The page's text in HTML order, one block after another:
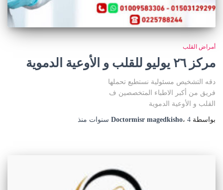
أمراض القلب
مركز ٢٦ يوليو للقلب و الأوعية الدموية
دقه التشخيص مسئولية نستطيع تحملها
فريق من أكبر الاطباء المتخصصين ف
القلب و الأوعية الدموية
بواسطة Doctormisr magedkisho، 4 سنوات منذ